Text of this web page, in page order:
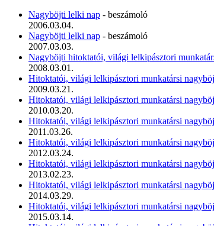
Nagyböjti lelki nap - beszámoló
2006.03.04.
Nagyböjti lelki nap - beszámoló
2007.03.03.
Nagyböjti hitoktatói, világi lelkipásztori
2008.03.01.
Hitoktatói, világi lelkipásztori munkatársi
2009.03.21.
Hitoktatói, világi lelkipásztori munkatársi
2010.03.20.
Hitoktatói, világi lelkipásztori munkatársi
2011.03.26.
Hitoktatói, világi lelkipásztori munkatársi
2012.03.24.
Hitoktatói, világi lelkipásztori munkatársi
2013.02.23.
Hitoktatói, világi lelkipásztori munkatársi
2014.03.29.
Hitoktatói, világi lelkipásztori munkatársi
2015.03.14.